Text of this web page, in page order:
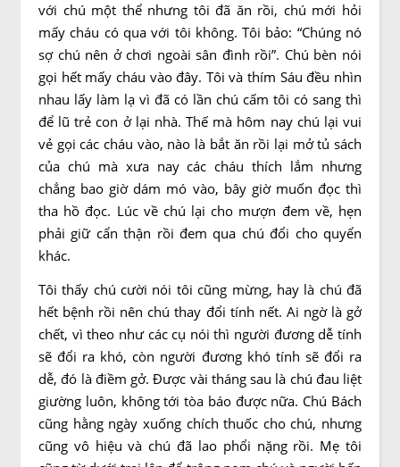
với chú một thể nhưng tôi đã ăn rồi, chú mới hỏi
mấy cháu có qua với tôi không. Tôi bảo: “Chúng nó
sợ chú nên ở chơi ngoài sân đình rồi”. Chú bèn nói
gọi hết mấy cháu vào đây. Tôi và thím Sáu đều nhìn
nhau lấy làm lạ vì đã có lần chú cấm tôi có sang thì
để lũ trẻ con ở lại nhà. Thế mà hôm nay chú lại vui
vẻ gọi các cháu vào, nào là bắt ăn rồi lại mở tủ sách
của chú mà xưa nay các cháu thích lắm nhưng
chẳng bao giờ dám mó vào, bây giờ muốn đọc thì
tha hồ đọc. Lúc về chú lại cho mượn đem về, hẹn
phải giữ cẩn thận rồi đem qua chú đổi cho quyển
khác.
Tôi thấy chú cười nói tôi cũng mừng, hay là chú đã
hết bệnh rồi nên chú thay đổi tính nết. Ai ngờ là gở
chết, vì theo như các cụ nói thì người đương dễ tính
sẽ đổi ra khó, còn người đương khó tính sẽ đổi ra
dễ, đó là điềm gở. Được vài tháng sau là chú đau liệt
giường luôn, không tới tòa báo được nữa. Chú Bách
cũng hằng ngày xuống chích thuốc cho chú, nhưng
cũng vô hiệu và chú đã lao phổi nặng rồi. Mẹ tôi